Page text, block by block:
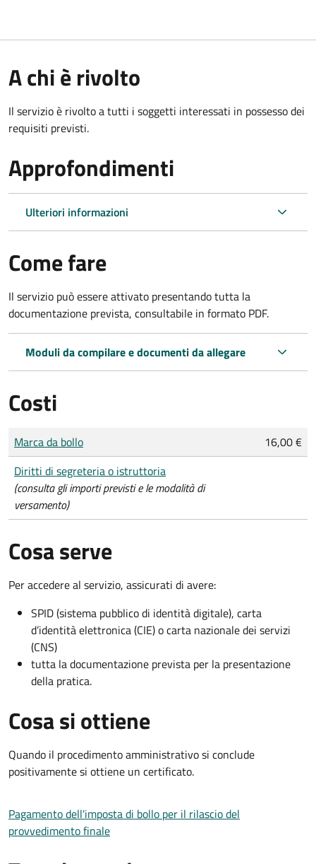
A chi è rivolto
Il servizio è rivolto a tutti i soggetti interessati in possesso dei
requisiti previsti.
Approfondimenti
Ulteriori informazioni
Come fare
Il servizio può essere attivato presentando tutta la
documentazione prevista, consultabile in formato PDF.
Moduli da compilare e documenti da allegare
Costi
Tipo di pagamento
Importo
Marca da bollo
16,00 €
Diritti di segreteria o istruttoria
(consulta gli importi previsti e le modalità di
versamento)
Cosa serve
Per accedere al servizio, assicurati di avere:
SPID (sistema pubblico di identità digitale), carta
d’identità elettronica (CIE) o carta nazionale dei servizi
(CNS)
tutta la documentazione prevista per la presentazione
della pratica.
Cosa si ottiene
Quando il procedimento amministrativo si conclude
positivamente si ottiene un certificato.
Pagamento dell'imposta di bollo per il rilascio del
provvedimento finale